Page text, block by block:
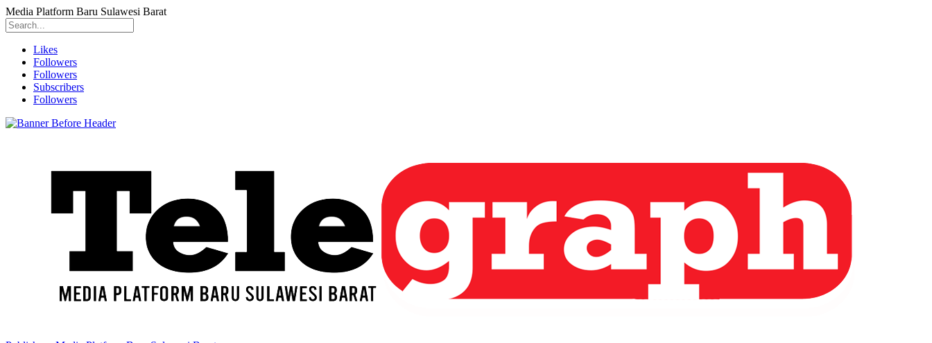
Media Platform Baru Sulawesi Barat
Likes
Followers
Followers
Subscribers
Followers